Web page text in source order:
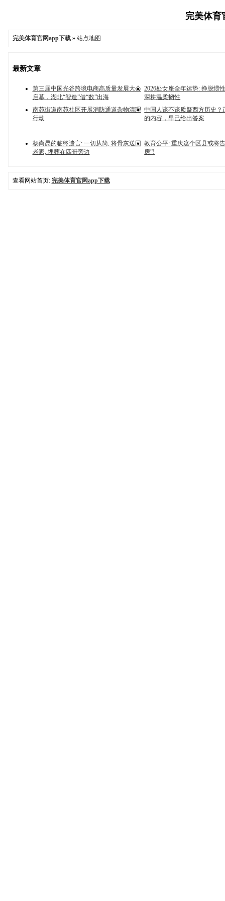
完美体育
完美体育官网app下载» 站点地图
最新文章
第三届中国光谷跨境电商高质量发展大会
启幕，湖北“智造”借“数”出海
2026处女座全年运势: 挣脱惯
深耕温柔韧性
南苑街道南苑社区开展消防通道杂物清理
行动
中国人该不该质疑西方历史？
的内容，早已给出答案
杨尚昆的临终遗言: 一切从简, 将骨灰送回
老家, 埋葬在四哥旁边
教育公平: 重庆这个区县或将
房”!
查看网站首页: 完美体育官网app下载